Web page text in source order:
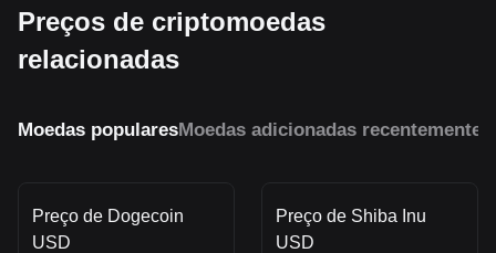
Preços de criptomoedas
relacionadas
Moedas popularesMoedas adicionadas recentemente
Preço de Dogecoin
USD
Preço de Shiba Inu
USD